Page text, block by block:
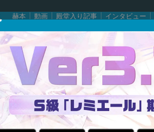
赫本 動画 殿堂入り記事 インタビュー